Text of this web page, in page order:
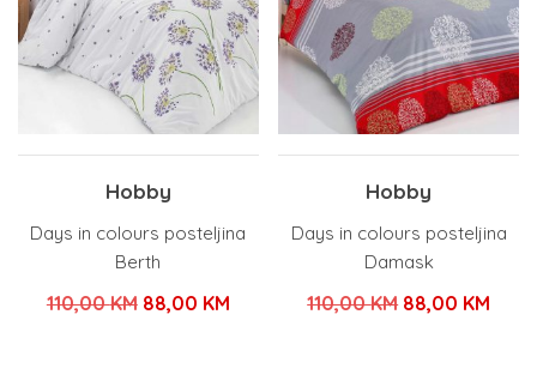
Hobby
Days in colours posteljina
Berth
110,00KM Izvorna
88,00 KMTrenutna
Hobby
Days in colours posteljina
Damask
110,00KM Izvorna
88,00 KM